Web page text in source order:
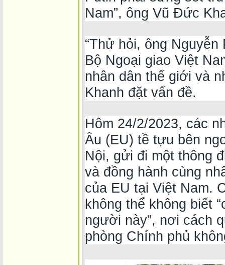
Nam”, ông Vũ Đức
“Thử hỏi, ông
Bộ Ngoại giao Việt
nhân dân thế giới và
Khanh đặt vấn đề.
Hôm 24/2/2023, các
Âu (EU) tề tựu bên
Nội, gửi đi một thông
và đồng hành cùng
của EU tại Việt Nam.
không thể không biết
người này”, nơi cách
phòng Chính phủ